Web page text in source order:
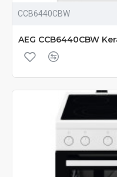
CCB6440CBW
AEG CCB6440CBW